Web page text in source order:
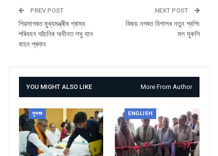
PREV POST
শিৱসাগৰত মুখ্যমন্ত্ৰীৰ গ্ৰাম্য
পৰিবহন আঁচনিৰ অধীনত লঘু যান
বাহন প্ৰদান
NEXT POST
বিজয় নগৰত বিশালৰ নতুন শ্বপিং
মল মুকলি
YOU MIGHT ALSO LIKE More From Author
সুখবৰ ENGLISH